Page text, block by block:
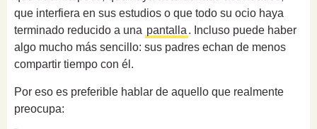
que interfiera en sus estudios o que todo su ocio haya
terminado reducido a una pantalla . Incluso puede haber
algo mucho más sencillo: sus padres echan de menos
compartir tiempo con él.
Por eso es preferible hablar de aquello que realmente
preocupa: